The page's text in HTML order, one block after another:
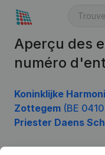
Aperçu des
numéro
Koninklijke
Zottegem (BE
Priester Daens